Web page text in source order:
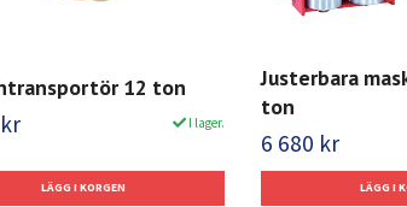
12 ton
I lager.
Justerbara
ton
6 680 kr